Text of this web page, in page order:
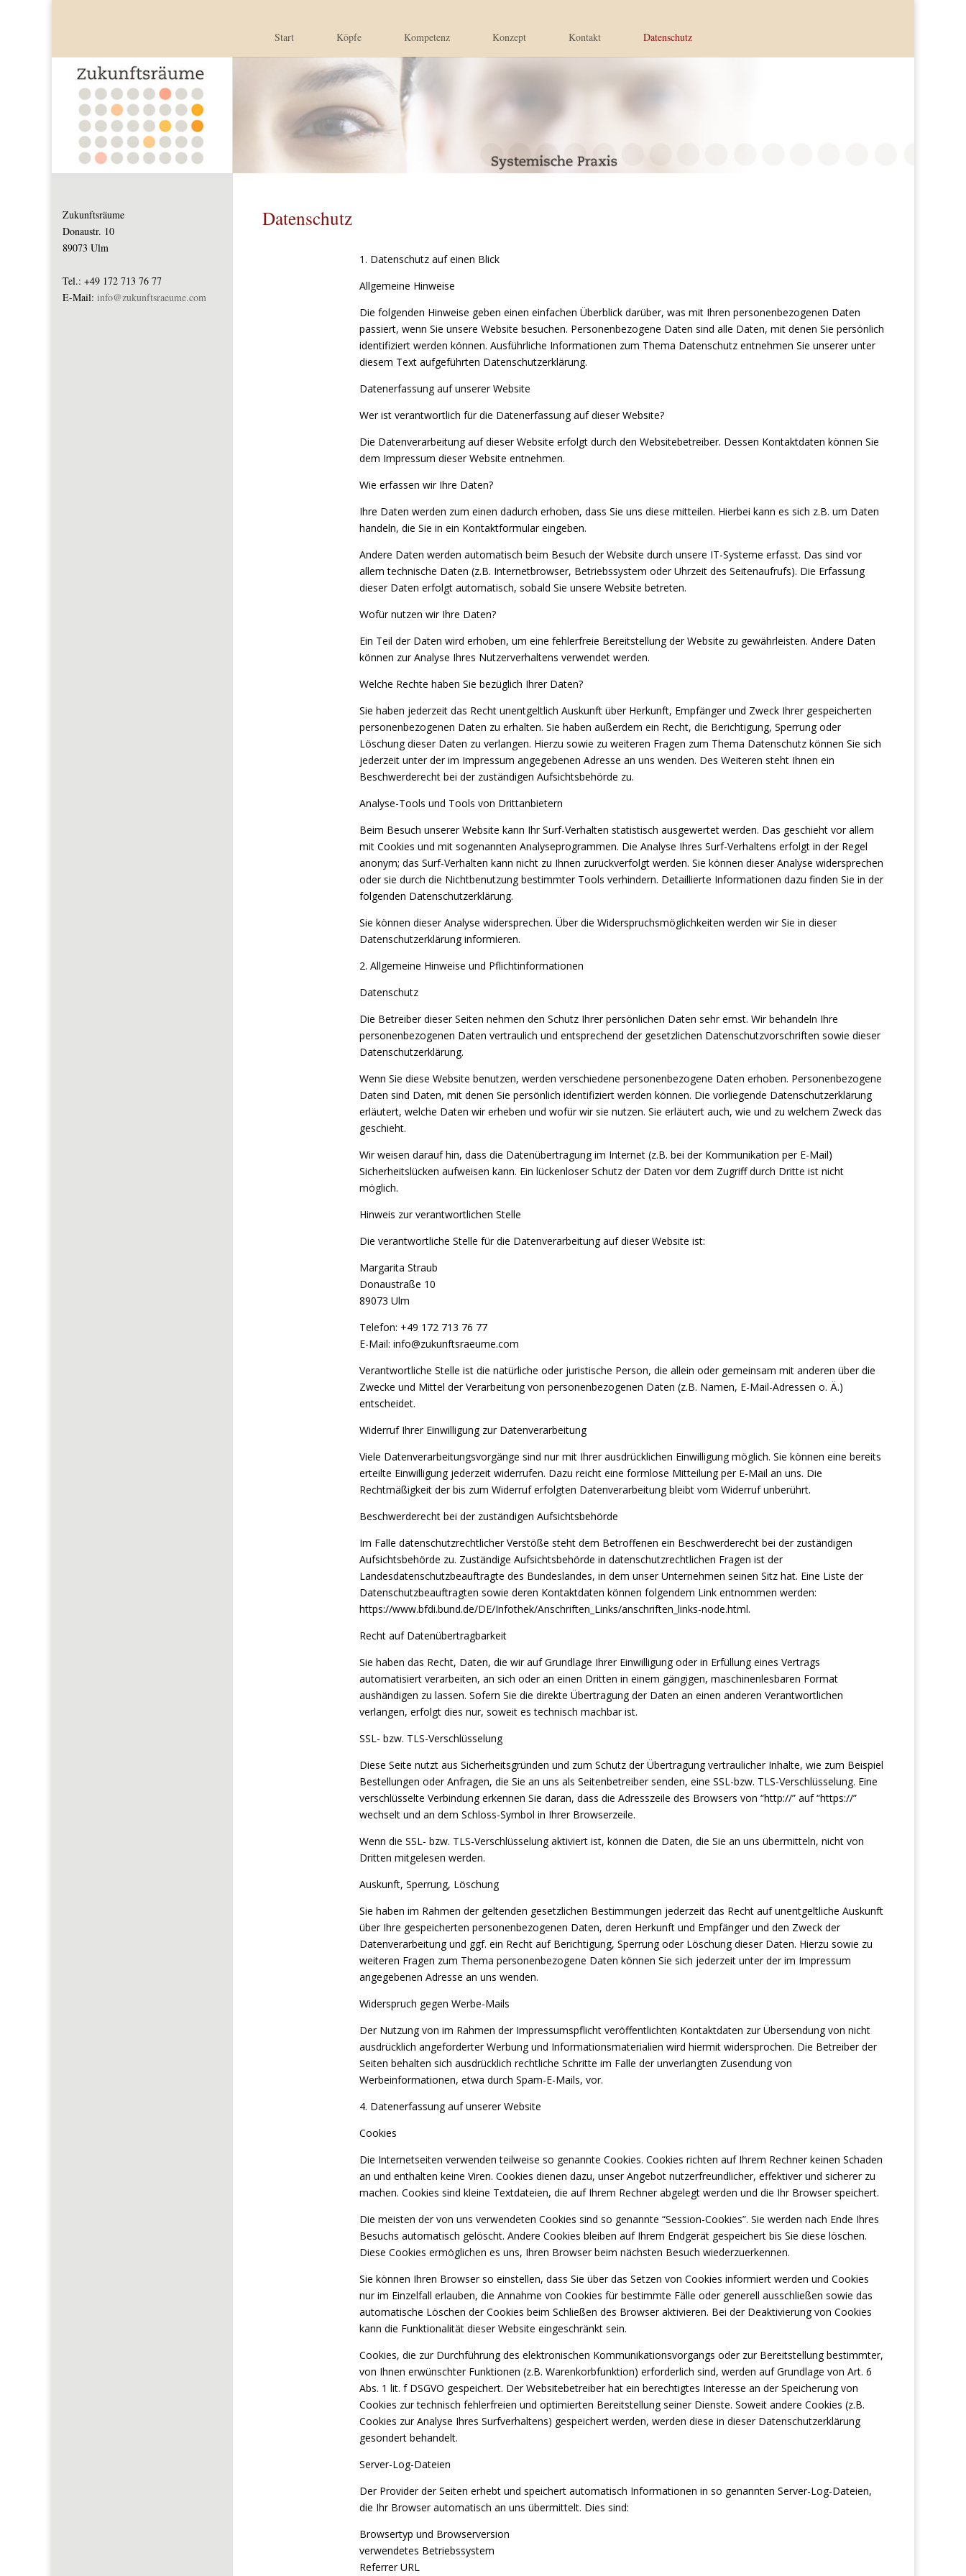
Start Köpfe Kompetenz Konzept Kontakt Datenschutz
Datenschutz
1. Datenschutz auf einen Blick
Allgemeine Hinweise
Die folgenden Hinweise geben einen einfachen Überblick darüber, was mit Ihren personenbezogenen Daten
passiert, wenn Sie unsere Website besuchen. Personenbezogene Daten sind alle Daten, mit denen Sie persönlich
identifiziert werden können. Ausführliche Informationen zum Thema Datenschutz entnehmen Sie unserer unter
diesem Text aufgeführten Datenschutzerklärung.
Datenerfassung auf unserer Website
Wer ist verantwortlich für die Datenerfassung auf dieser Website?
Die Datenverarbeitung auf dieser Website erfolgt durch den Websitebetreiber. Dessen Kontaktdaten können Sie
dem Impressum dieser Website entnehmen.
Wie erfassen wir Ihre Daten?
Ihre Daten werden zum einen dadurch erhoben, dass Sie uns diese mitteilen. Hierbei kann es sich z.B. um Daten
handeln, die Sie in ein Kontaktformular eingeben.
Andere Daten werden automatisch beim Besuch der Website durch unsere IT-Systeme erfasst. Das sind vor
allem technische Daten (z.B. Internetbrowser, Betriebssystem oder Uhrzeit des Seitenaufrufs). Die Erfassung
dieser Daten erfolgt automatisch, sobald Sie unsere Website betreten.
Wofür nutzen wir Ihre Daten?
Ein Teil der Daten wird erhoben, um eine fehlerfreie Bereitstellung der Website zu gewährleisten. Andere Daten
können zur Analyse Ihres Nutzerverhaltens verwendet werden.
Welche Rechte haben Sie bezüglich Ihrer Daten?
Sie haben jederzeit das Recht unentgeltlich Auskunft über Herkunft, Empfänger und Zweck Ihrer gespeicherten
personenbezogenen Daten zu erhalten. Sie haben außerdem ein Recht, die Berichtigung, Sperrung oder
Löschung dieser Daten zu verlangen. Hierzu sowie zu weiteren Fragen zum Thema Datenschutz können Sie sich
jederzeit unter der im Impressum angegebenen Adresse an uns wenden. Des Weiteren steht Ihnen ein
Beschwerderecht bei der zuständigen Aufsichtsbehörde zu.
Analyse-Tools und Tools von Drittanbietern
Beim Besuch unserer Website kann Ihr Surf-Verhalten statistisch ausgewertet werden. Das geschieht vor allem
mit Cookies und mit sogenannten Analyseprogrammen. Die Analyse Ihres Surf-Verhaltens erfolgt in der Regel
anonym; das Surf-Verhalten kann nicht zu Ihnen zurückverfolgt werden. Sie können dieser Analyse widersprechen
oder sie durch die Nichtbenutzung bestimmter Tools verhindern. Detaillierte Informationen dazu finden Sie in der
folgenden Datenschutzerklärung.
Sie können dieser Analyse widersprechen. Über die Widerspruchsmöglichkeiten werden wir Sie in dieser
Datenschutzerklärung informieren.
2. Allgemeine Hinweise und Pflichtinformationen
Datenschutz
Die Betreiber dieser Seiten nehmen den Schutz Ihrer persönlichen Daten sehr ernst. Wir behandeln Ihre
personenbezogenen Daten vertraulich und entsprechend der gesetzlichen Datenschutzvorschriften sowie dieser
Datenschutzerklärung.
Wenn Sie diese Website benutzen, werden verschiedene personenbezogene Daten erhoben. Personenbezogene
Daten sind Daten, mit denen Sie persönlich identifiziert werden können. Die vorliegende Datenschutzerklärung
erläutert, welche Daten wir erheben und wofür wir sie nutzen. Sie erläutert auch, wie und zu welchem Zweck das
geschieht.
Wir weisen darauf hin, dass die Datenübertragung im Internet (z.B. bei der Kommunikation per E-Mail)
Sicherheitslücken aufweisen kann. Ein lückenloser Schutz der Daten vor dem Zugriff durch Dritte ist nicht
möglich.
Hinweis zur verantwortlichen Stelle
Die verantwortliche Stelle für die Datenverarbeitung auf dieser Website ist:
Margarita Straub
Donaustraße 10
89073 Ulm
Telefon: +49 172 713 76 77
E-Mail: info@zukunftsraeume.com
Verantwortliche Stelle ist die natürliche oder juristische Person, die allein oder gemeinsam mit anderen über die
Zwecke und Mittel der Verarbeitung von personenbezogenen Daten (z.B. Namen, E-Mail-Adressen o. Ä.)
entscheidet.
Widerruf Ihrer Einwilligung zur Datenverarbeitung
Viele Datenverarbeitungsvorgänge sind nur mit Ihrer ausdrücklichen Einwilligung möglich. Sie können eine bereits
erteilte Einwilligung jederzeit widerrufen. Dazu reicht eine formlose Mitteilung per E-Mail an uns. Die
Rechtmäßigkeit der bis zum Widerruf erfolgten Datenverarbeitung bleibt vom Widerruf unberührt.
Beschwerderecht bei der zuständigen Aufsichtsbehörde
Im Falle datenschutzrechtlicher Verstöße steht dem Betroffenen ein Beschwerderecht bei der zuständigen
Aufsichtsbehörde zu. Zuständige Aufsichtsbehörde in datenschutzrechtlichen Fragen ist der
Landesdatenschutzbeauftragte des Bundeslandes, in dem unser Unternehmen seinen Sitz hat. Eine Liste der
Datenschutzbeauftragten sowie deren Kontaktdaten können folgendem Link entnommen werden:
https://www.bfdi.bund.de/DE/Infothek/Anschriften_Links/anschriften_links-node.html.
Recht auf Datenübertragbarkeit
Sie haben das Recht, Daten, die wir auf Grundlage Ihrer Einwilligung oder in Erfüllung eines Vertrags
automatisiert verarbeiten, an sich oder an einen Dritten in einem gängigen, maschinenlesbaren Format
aushändigen zu lassen. Sofern Sie die direkte Übertragung der Daten an einen anderen Verantwortlichen
verlangen, erfolgt dies nur, soweit es technisch machbar ist.
SSL- bzw. TLS-Verschlüsselung
Diese Seite nutzt aus Sicherheitsgründen und zum Schutz der Übertragung vertraulicher Inhalte, wie zum Beispiel
Bestellungen oder Anfragen, die Sie an uns als Seitenbetreiber senden, eine SSL-bzw. TLS-Verschlüsselung. Eine
verschlüsselte Verbindung erkennen Sie daran, dass die Adresszeile des Browsers von “http://” auf “https://”
wechselt und an dem Schloss-Symbol in Ihrer Browserzeile.
Wenn die SSL- bzw. TLS-Verschlüsselung aktiviert ist, können die Daten, die Sie an uns übermitteln, nicht von
Dritten mitgelesen werden.
Auskunft, Sperrung, Löschung
Sie haben im Rahmen der geltenden gesetzlichen Bestimmungen jederzeit das Recht auf unentgeltliche Auskunft
über Ihre gespeicherten personenbezogenen Daten, deren Herkunft und Empfänger und den Zweck der
Datenverarbeitung und ggf. ein Recht auf Berichtigung, Sperrung oder Löschung dieser Daten. Hierzu sowie zu
weiteren Fragen zum Thema personenbezogene Daten können Sie sich jederzeit unter der im Impressum
angegebenen Adresse an uns wenden.
Widerspruch gegen Werbe-Mails
Der Nutzung von im Rahmen der Impressumspflicht veröffentlichten Kontaktdaten zur Übersendung von nicht
ausdrücklich angeforderter Werbung und Informationsmaterialien wird hiermit widersprochen. Die Betreiber der
Seiten behalten sich ausdrücklich rechtliche Schritte im Falle der unverlangten Zusendung von
Werbeinformationen, etwa durch Spam-E-Mails, vor.
4. Datenerfassung auf unserer Website
Cookies
Die Internetseiten verwenden teilweise so genannte Cookies. Cookies richten auf Ihrem Rechner keinen Schaden
an und enthalten keine Viren. Cookies dienen dazu, unser Angebot nutzerfreundlicher, effektiver und sicherer zu
machen. Cookies sind kleine Textdateien, die auf Ihrem Rechner abgelegt werden und die Ihr Browser speichert.
Die meisten der von uns verwendeten Cookies sind so genannte “Session-Cookies”. Sie werden nach Ende Ihres
Besuchs automatisch gelöscht. Andere Cookies bleiben auf Ihrem Endgerät gespeichert bis Sie diese löschen.
Diese Cookies ermöglichen es uns, Ihren Browser beim nächsten Besuch wiederzuerkennen.
Sie können Ihren Browser so einstellen, dass Sie über das Setzen von Cookies informiert werden und Cookies
nur im Einzelfall erlauben, die Annahme von Cookies für bestimmte Fälle oder generell ausschließen sowie das
automatische Löschen der Cookies beim Schließen des Browser aktivieren. Bei der Deaktivierung von Cookies
kann die Funktionalität dieser Website eingeschränkt sein.
Cookies, die zur Durchführung des elektronischen Kommunikationsvorgangs oder zur Bereitstellung bestimmter,
von Ihnen erwünschter Funktionen (z.B. Warenkorbfunktion) erforderlich sind, werden auf Grundlage von Art. 6
Abs. 1 lit. f DSGVO gespeichert. Der Websitebetreiber hat ein berechtigtes Interesse an der Speicherung von
Cookies zur technisch fehlerfreien und optimierten Bereitstellung seiner Dienste. Soweit andere Cookies (z.B.
Cookies zur Analyse Ihres Surfverhaltens) gespeichert werden, werden diese in dieser Datenschutzerklärung
gesondert behandelt.
Server-Log-Dateien
Der Provider der Seiten erhebt und speichert automatisch Informationen in so genannten Server-Log-Dateien,
die Ihr Browser automatisch an uns übermittelt. Dies sind:
Browsertyp und Browserversion
verwendetes Betriebssystem
Referrer URL
Zukunftsräume
Donaustr. 10
89073 Ulm
Tel.: +49 172 713 76 77
E-Mail: info@zukunftsraeume.com